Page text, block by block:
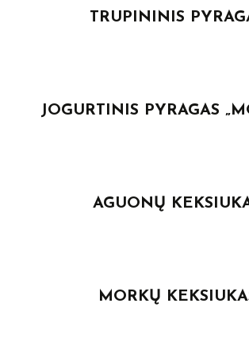
TRUPININIS
JOGURTINIS PYRAGAS
AGUONŲ
MORKŲ